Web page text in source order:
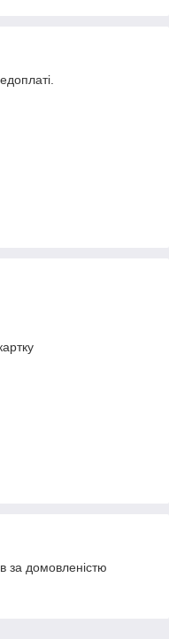
за домовленістю